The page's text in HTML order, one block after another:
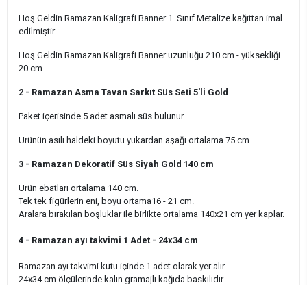
Hoş Geldin Ramazan Kaligrafi Banner 1. Sınıf Metalize kağıttan imal
edilmiştir.
Hoş Geldin Ramazan Kaligrafi Banner uzunluğu 210 cm - yüksekliği
20 cm.
2 - Ramazan Asma Tavan Sarkıt Süs Seti 5'li Gold
Paket içerisinde 5 adet asmalı süs bulunur.
Ürünün asılı haldeki boyutu yukardan aşağı ortalama 75 cm.
3 - Ramazan Dekoratif Süs Siyah Gold 140 cm
Ürün ebatları ortalama 140 cm.
Tek tek figürlerin eni, boyu ortama16 - 21 cm.
Aralara bırakılan boşluklar ile birlikte ortalama 140x21 cm yer kaplar.
4 - Ramazan ayı takvimi 1 Adet - 24x34 cm
Ramazan ayı takvimi kutu içinde 1 adet olarak yer alır.
24x34 cm ölçülerinde kalın gramajlı kağıda baskılıdır.